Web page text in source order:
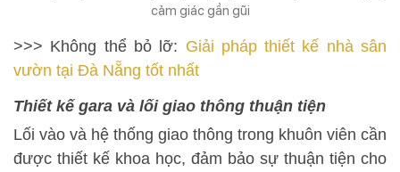
cảm giác gần gũi
>>> Không thể bỏ lỡ: Giải pháp thiết kế nhà sân
vườn tại Đà Nẵng tốt nhất
Thiết kế gara và lối giao thông thuận tiện
Lối vào và hệ thống giao thông trong khuôn viên cần
được thiết kế khoa học, đảm bảo sự thuận tiện cho